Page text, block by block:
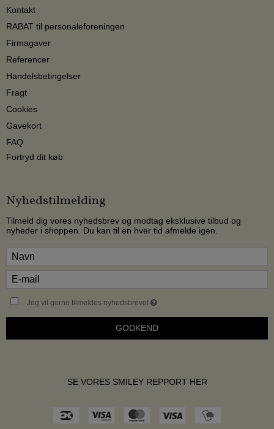
Kontakt
RABAT til personaleforeningen
Firmagaver
Referencer
Handelsbetingelser
Fragt
Cookies
Gavekort
FAQ
Fortryd dit køb
Nyhedstilmelding
Tilmeld dig vores nyhedsbrev og modtag eksklusive tilbud og
nyheder i shoppen. Du kan til en hver tid afmelde igen.
Jeg vil gerne tilmeldes nyhedsbrevet
GODKEND
SE VORES SMILEY REPPORT HER